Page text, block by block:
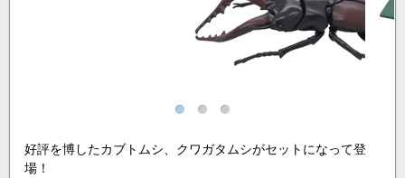
好評を博したカブトムシ、クワガタムシがセットになって登
場！